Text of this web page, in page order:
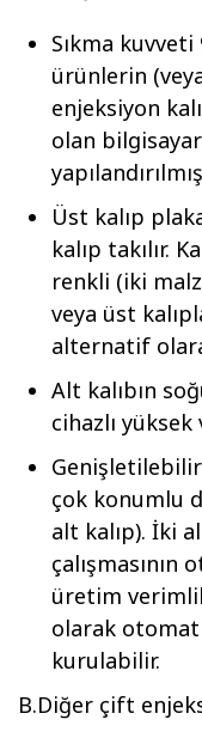
Sıkma kuvveti
ürünlerin
enjeksiyon
olan
Üst kalıp
kalıp takılır.
renkli (iki
veya üst
alternatif
Alt kalıbın
cihazlı
çok konumlu
alt kalıp). İki
çalışmasının
üretim
olarak
kurulabilir.
B.Diğer çift